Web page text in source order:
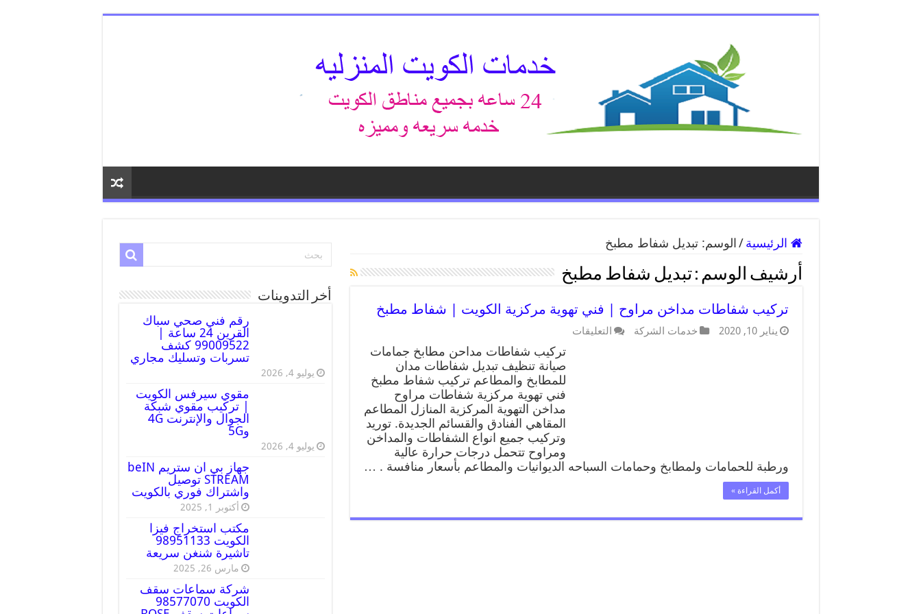
الرئيسية / الوسم:تبديل شفاط مطبخ
أرشيف الوسم :تبديل شفاط مطبخ
تركيب شفاطات مداخن مراوح | فني تهوية مركزية الكويت | شفاط مطبخ
يناير 10, 2020 خدمات الشركة التعليقات
تركيب شفاطات مداحن مطابخ جمامات
صيانة تنظيف تبديل شفاطات مدان
للمطابخ والمطاعم تركيب شفاط مطبخ
فني تهوية مركزية شفاطات مراوح
مداخن التهوية المركزية المنازل المطاعم
المقاهي الفنادق والقسائم الجديدة. توريد
وتركيب جميع انواع الشفاطات والمداخن
ومراوح تتحمل درجات حرارة عالية
ورطبة للحمامات ولمطابخ وحمامات السباحه الديوانيات والمطاعم بأسعار منافسة . …
أكمل القراءة »
أخر التدوينات
رقم فني صحي سباك
القرين 24 ساعة |
99009522 كشف
تسربات وتسليك مجاري
يوليو 4, 2026
مقوي سيرفس الكويت
| تركيب مقوي شبكة
الجوال والإنترنت 4G
و5G
يوليو 4, 2026
جهاز بي ان ستريم beIN
STREAM توصيل
واشتراك فوري بالكويت
أكتوبر 1, 2025
مكتب استخراج فيزا
الكويت 98951133
تاشيرة شنغن سريعة
مارس 26, 2025
شركة سماعات سقف
الكويت 98577070